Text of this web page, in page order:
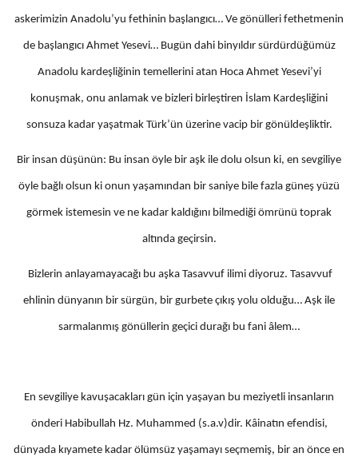
askerimizin Anadolu’yu fethinin başlangıcı… Ve gönülleri fethetmenin
de başlangıcı Ahmet Yesevi… Bugün dahi binyıldır sürdürdüğümüz
Anadolu kardeşliğinin temellerini atan Hoca Ahmet Yesevi’yi
konuşmak, onu anlamak ve bizleri birleştiren İslam Kardeşliğini
sonsuza kadar yaşatmak Türk’ün üzerine vacip bir gönüldeşliktir.
Bir insan düşünün: Bu insan öyle bir aşk ile dolu olsun ki, en sevgiliye
öyle bağlı olsun ki onun yaşamından bir saniye bile fazla güneş yüzü
görmek istemesin ve ne kadar kaldığını bilmediği ömrünü toprak
altında geçirsin.
Bizlerin anlayamayacağı bu aşka Tasavvuf ilimi diyoruz. Tasavvuf
ehlinin dünyanın bir sürgün, bir gurbete çıkış yolu olduğu… Aşk ile
sarmalanmış gönüllerin geçici durağı bu fani âlem…
En sevgiliye kavuşacakları gün için yaşayan bu meziyetli insanların
önderi Habibullah Hz. Muhammed (s.a.v)dir. Kâinatın efendisi,
dünyada kıyamete kadar ölümsüz yaşamayı seçmemiş, bir an önce en